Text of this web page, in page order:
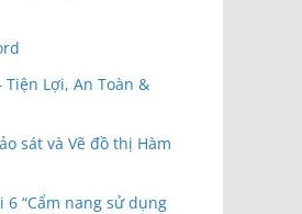
Tiện Lợi, An Toàn &
sát và Vẽ đồ thị Hàm
6 “Cẩm nang sử dụng